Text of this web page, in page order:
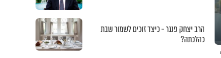
הרב יצחק פנגר - כיצד זוכים לשמור שבת
כהלכתה?